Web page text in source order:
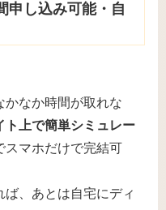
申し込み可能・自
かなか時間が取れな
ト上で簡単シミュレー
スマホだけで完結可
、あとは自宅にディ